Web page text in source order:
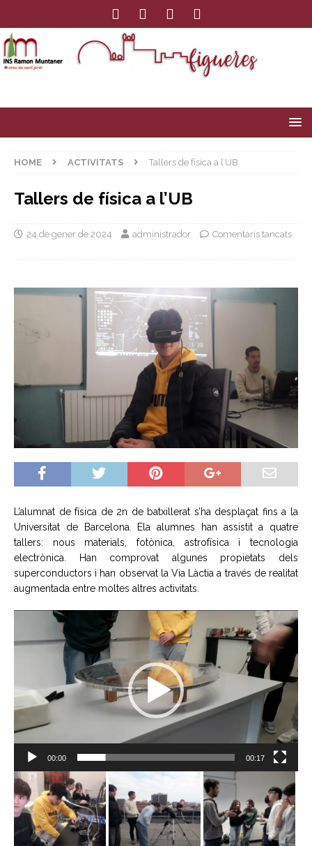
HOME ACTIVITATS Tallers de física a l’UB
Tallers de física a l’UB
24 de gener de 2024 administrador Comentaris tancats
L’alumnat de física de 2n de batxillerat s’ha desplaçat fins a la
Universitat de Barcelona. Ela alumnes han assistit a quatre
tallers: nous materials, fotònica, astrofísica i tecnologia
electrònica. Han comprovat algunes propietats dels
superconductors i han observat la Via Làctia a través de realitat
augmentada entre moltes altres activitats.
Reproductor
vídeo
00:00 00:17